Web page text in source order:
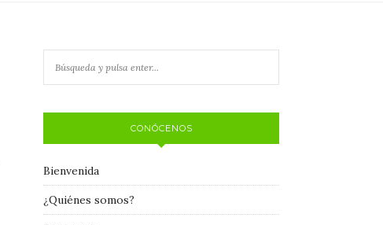
CONÓCENOS
Bienvenida
¿Quiénes somos?